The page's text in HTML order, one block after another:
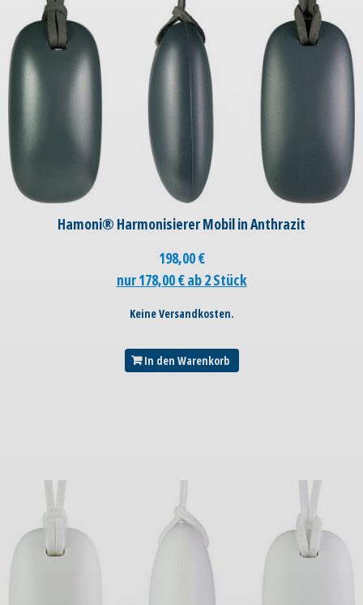
Hamoni® Harmonisierer Mobil in Anthrazit
198,00€
nur 178,00 € ab 2 Stück
Keine Versandkosten.
In den Warenkorb